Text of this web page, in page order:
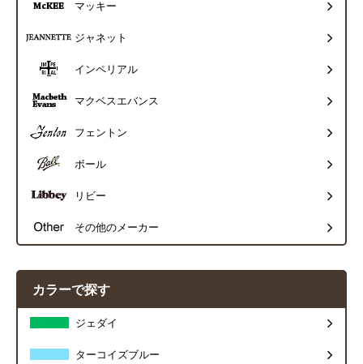
マッキー
ジャネット
インペリアル
マクベスエバンス
フェントン
ボール
リビー
その他のメーカー
カラーで探す
ジェダイ
ターコイズブルー